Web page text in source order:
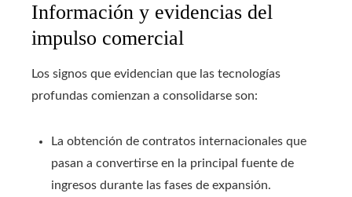
Información y evidencias del
impulso comercial
Los signos que evidencian que las tecnologías
profundas comienzan a consolidarse son:
La obtención de contratos internacionales que
pasan a convertirse en la principal fuente de
ingresos durante las fases de expansión.